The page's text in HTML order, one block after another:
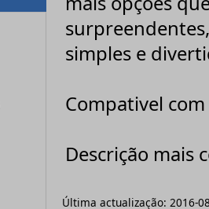
simples e
Compativel
Descrição mais
Última actualização: 2016-